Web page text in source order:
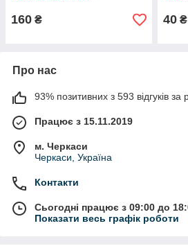
160 ₴ 40 ₴
Про нас
93% позитивних з 593 відгуків за
Працює з 15.11.2019
м. Черкаси
Черкаси, Україна
Контакти
Сьогодні працює з 09:00 до
Показати весь графік роботи